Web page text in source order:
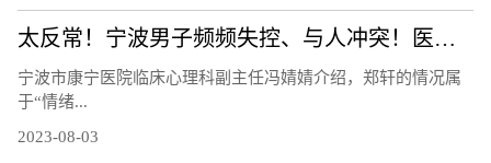
太反常！宁波男子频频失控、与人冲突！医生：须重视！都是因为……
宁波市康宁医院临床心理科副主任冯婧婧介绍，郑轩的情况属
于“情绪...
2023-08-03